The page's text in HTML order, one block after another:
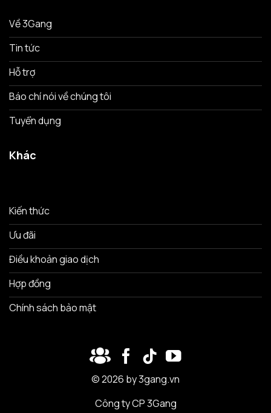
Về 3Gang
Tin tức
Hỗ trợ
Báo chí nói về chúng tôi
Tuyển dụng
Khác
Kiến thức
Ưu đãi
Điều khoản giao dịch
Hợp đồng
Chính sách bảo mật
© 2026 by 3gang.vn
Công ty CP 3Gang